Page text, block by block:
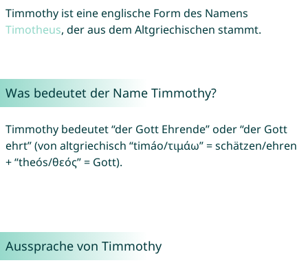
Timmothy ist eine englische Form des Namens
Timotheus, der aus dem Altgriechischen stammt.
Was bedeutet der Name Timmothy?
Timmothy bedeutet “der Gott Ehrende” oder “der Gott
ehrt” (von altgriechisch “timáo/τιμάω” = schätzen/ehren
+ “theós/θεός” = Gott).
Aussprache von Timmothy